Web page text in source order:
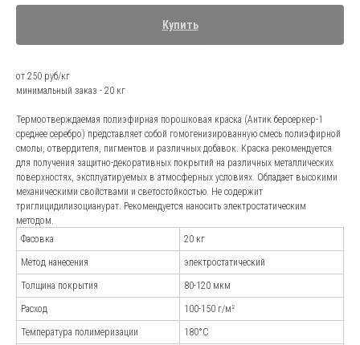
Купить
от 250 руб/кг
минимальный заказ - 20 кг
Термоотверждаемая полиэфирная порошковая краска (Антик берсеркер-1
среднее серебро) представляет собой гомогенизированную смесь полиэфирной
смолы, отвердителя, пигментов и различных добавок. Краска рекомендуется
для получения защитно-декоративных покрытий на различных металлических
поверхностях, эксплуатируемых в атмосферных условиях. Обладает высокими
механическими свойствами и светостойкостью. Не содержит
триглицидилизоцианурат. Рекомендуется наносить электростатическим
методом.
Фасовка
20 кг
Метод нанесения электростатический
Толщина покрытия 80-120 мкм
Расход 100-150 г/м²
Температура полимеризации 180°С
Андрей Марченко
Старший специалист отдела
Наши менеджеры-
эксперты
проконсультируют
по всем вопросам
*Стоковое изображение: не сотрудники